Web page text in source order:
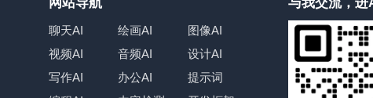
聊天AI 绘画AI
图像AI
视频AI
音频AI
设计AI
写作AI
办公AI
提示词